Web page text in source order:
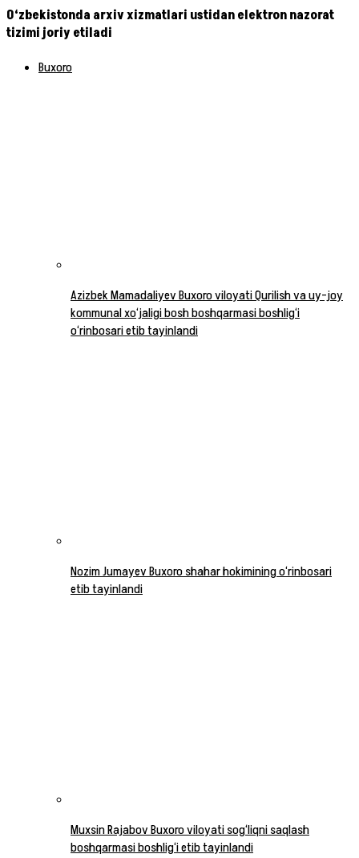
O‘zbekistonda arxiv xizmatlari ustidan elektron nazorat
tizimi joriy etiladi
Buxoro
Azizbek Mamadaliyev Buxoro viloyati Qurilish va uy-joy
kommunal xo‘jaligi bosh boshqarmasi boshlig‘i
o‘rinbosari etib tayinlandi
Nozim Jumayev Buxoro shahar hokimining o‘rinbosari
etib tayinlandi
Muxsin Rajabov Buxoro viloyati sog‘liqni saqlash
boshqarmasi boshlig‘i etib tayinlandi